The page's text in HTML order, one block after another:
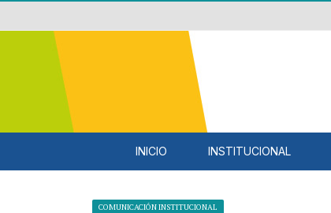
INICIO INSTITUCIONAL
COMUNICACIÓN INSTITUCIONAL